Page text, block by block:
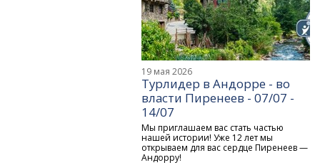
19 мая 2026
Турлидер в Андорре - во
власти Пиренеев - 07/07 -
14/07
Мы приглашаем вас стать частью
нашей истории! Уже 12 лет мы
открываем для вас сердце Пиренеев —
Андорру!